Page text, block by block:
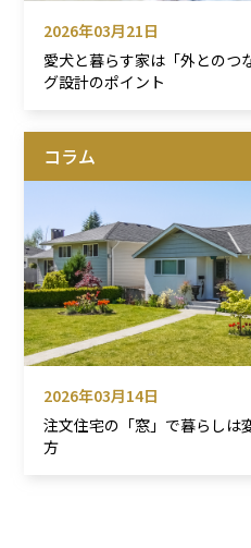
2026年03月21日
愛犬と暮らす家は「外とのつ
グ設計のポイント
コラム
2026年03月14日
注文住宅の「窓」で暮らしは
方